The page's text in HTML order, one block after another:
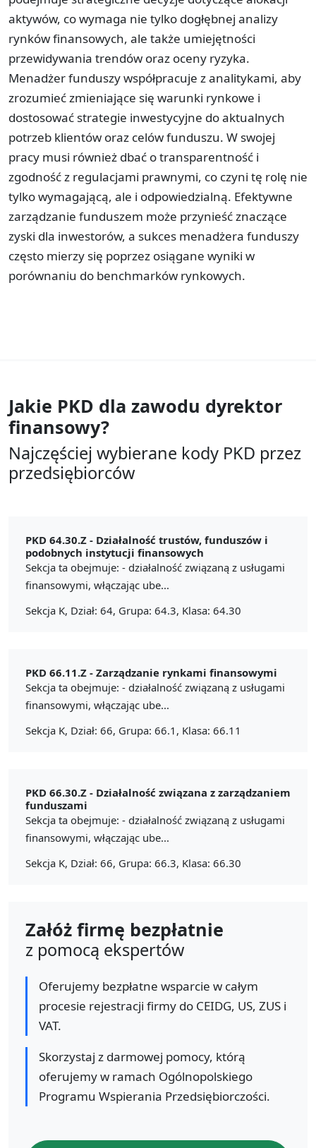
aktywów, co wymaga nie tylko dogłębnej analizy
rynków finansowych, ale także umiejętności
przewidywania trendów oraz oceny ryzyka.
Menadżer funduszy współpracuje z analitykami, aby
zrozumieć zmieniające się warunki rynkowe i
dostosować strategie inwestycyjne do aktualnych
potrzeb klientów oraz celów funduszu. W swojej
pracy musi również dbać o transparentność i
zgodność z regulacjami prawnymi, co czyni tę rolę nie
tylko wymagającą, ale i odpowiedzialną. Efektywne
zarządzanie funduszem może przynieść znaczące
zyski dla inwestorów, a sukces menadżera funduszy
często mierzy się poprzez osiągane wyniki w
porównaniu do benchmarków rynkowych.
Jakie PKD dla zawodu dyrektor
finansowy?
Najczęściej wybierane kody PKD przez
przedsiębiorców
PKD 64.30.Z - Działalność trustów, funduszów i
podobnych instytucji finansowych
Sekcja ta obejmuje: - działalność związaną z usługami
finansowymi, włączając ube...
Sekcja K, Dział: 64, Grupa: 64.3, Klasa: 64.30
PKD 66.11.Z - Zarządzanie rynkami finansowymi
Sekcja ta obejmuje: - działalność związaną z usługami
finansowymi, włączając ube...
Sekcja K, Dział: 66, Grupa: 66.1, Klasa: 66.11
PKD 66.30.Z - Działalność związana z zarządzaniem
funduszami
Sekcja ta obejmuje: - działalność związaną z usługami
finansowymi, włączając ube...
Sekcja K, Dział: 66, Grupa: 66.3, Klasa: 66.30
Załóż firmę bezpłatnie
z pomocą ekspertów
Oferujemy bezpłatne wsparcie w całym
procesie rejestracji firmy do CEIDG, US, ZUS i
VAT.
Skorzystaj z darmowej pomocy, którą
oferujemy w ramach Ogólnopolskiego
Programu Wspierania Przedsiębiorczości.